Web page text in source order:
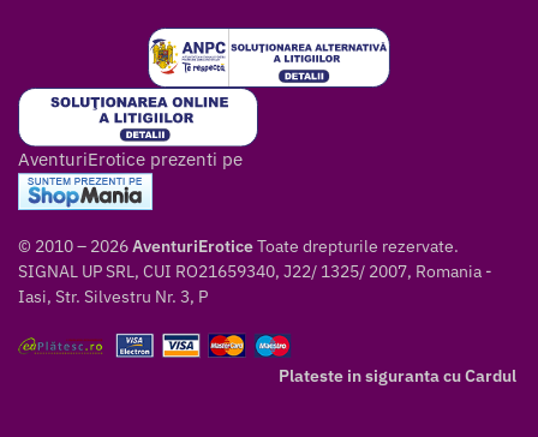
AventuriErotice prezenti pe
© 2010 – 2026AventuriEroticeToate drepturile rezervate.
SIGNAL UP SRL, CUI RO21659340, J22/ 1325/ 2007, Romania -
Iasi, Str. Silvestru Nr. 3, P
Plateste in siguranta cu Cardul